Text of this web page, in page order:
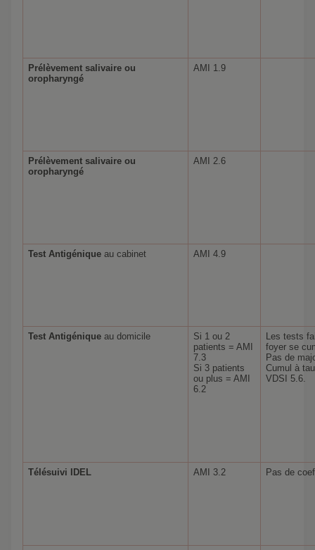
Prélèvement salivaire ou
oropharyngé
AMI 1.9
Prélèvement salivaire ou
oropharyngé
AMI 2.6
Test Antigénique au cabinet AMI 4.9
Test Antigénique au domicile
Si 1 ou 2
patients = AMI
7.3
Si 3 patients
ou plus = AMI
6.2
Les tests
foyer se
Pas de
Cumul à
VDSI 5.6.
Télésuivi IDEL AMI 3.2 Pas de